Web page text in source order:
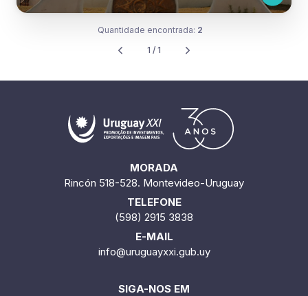
Quantidade encontrada: 2
1 / 1
MORADA
Rincón 518-528. Montevideo-Uruguay
TELEFONE
(598) 2915 3838
E-MAIL
info@uruguayxxi.gub.uy
SIGA-NOS EM